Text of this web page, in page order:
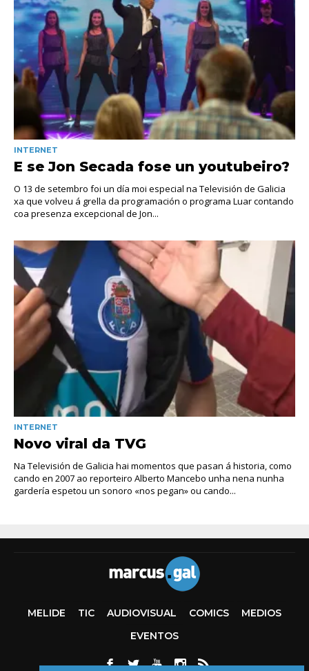
INTERNET
E se Jon Secada fose un youtubeiro?
O 13 de setembro foi un día moi especial na Televisión de Galicia
xa que volveu á grella da programación o programa Luar contando
coa presenza excepcional de Jon...
INTERNET
Novo viral da TVG
Na Televisión de Galicia hai momentos que pasan á historia, como
cando en 2007 ao reporteiro Alberto Mancebo unha nena nunha
gardería espetou un sonoro «nos pegan» ou cando...
MELIDE TIC AUDIOVISUAL COMICS
MEDIOS
EVENTOS